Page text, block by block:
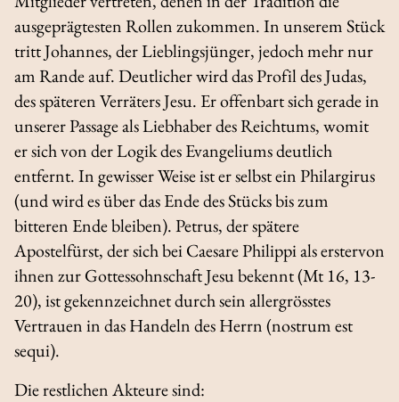
ausgeprägtesten Rollen zukommen. In unserem Stück
tritt Johannes, der Lieblingsjünger, jedoch mehr nur
am Rande auf. Deutlicher wird das Profil des Judas,
des späteren Verräters Jesu. Er offenbart sich gerade in
unserer Passage als Liebhaber des Reichtums, womit
er sich von der Logik des Evangeliums deutlich
entfernt. In gewisser Weise ist er selbst ein Philargirus
(und wird es über das Ende des Stücks bis zum
bitteren Ende bleiben). Petrus, der spätere
Apostelfürst, der sich bei Caesare Philippi als erstervon
ihnen zur Gottessohnschaft Jesu bekennt (Mt 16, 13-
20), ist gekennzeichnet durch sein allergrösstes
Vertrauen in das Handeln des Herrn (nostrum est
sequi).
Die restlichen Akteure sind: